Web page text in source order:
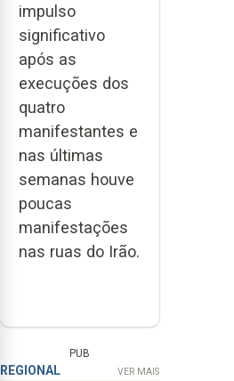
impulso
significativo
após as
execuções dos
quatro
manifestantes e
nas últimas
semanas houve
poucas
manifestações
nas ruas do Irão.
PUB
REGIONAL VER MAIS